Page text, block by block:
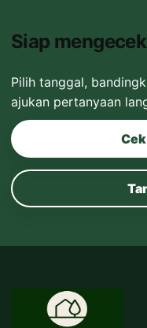
Siap
Pilih tanggal,
ajukan pertanyaan